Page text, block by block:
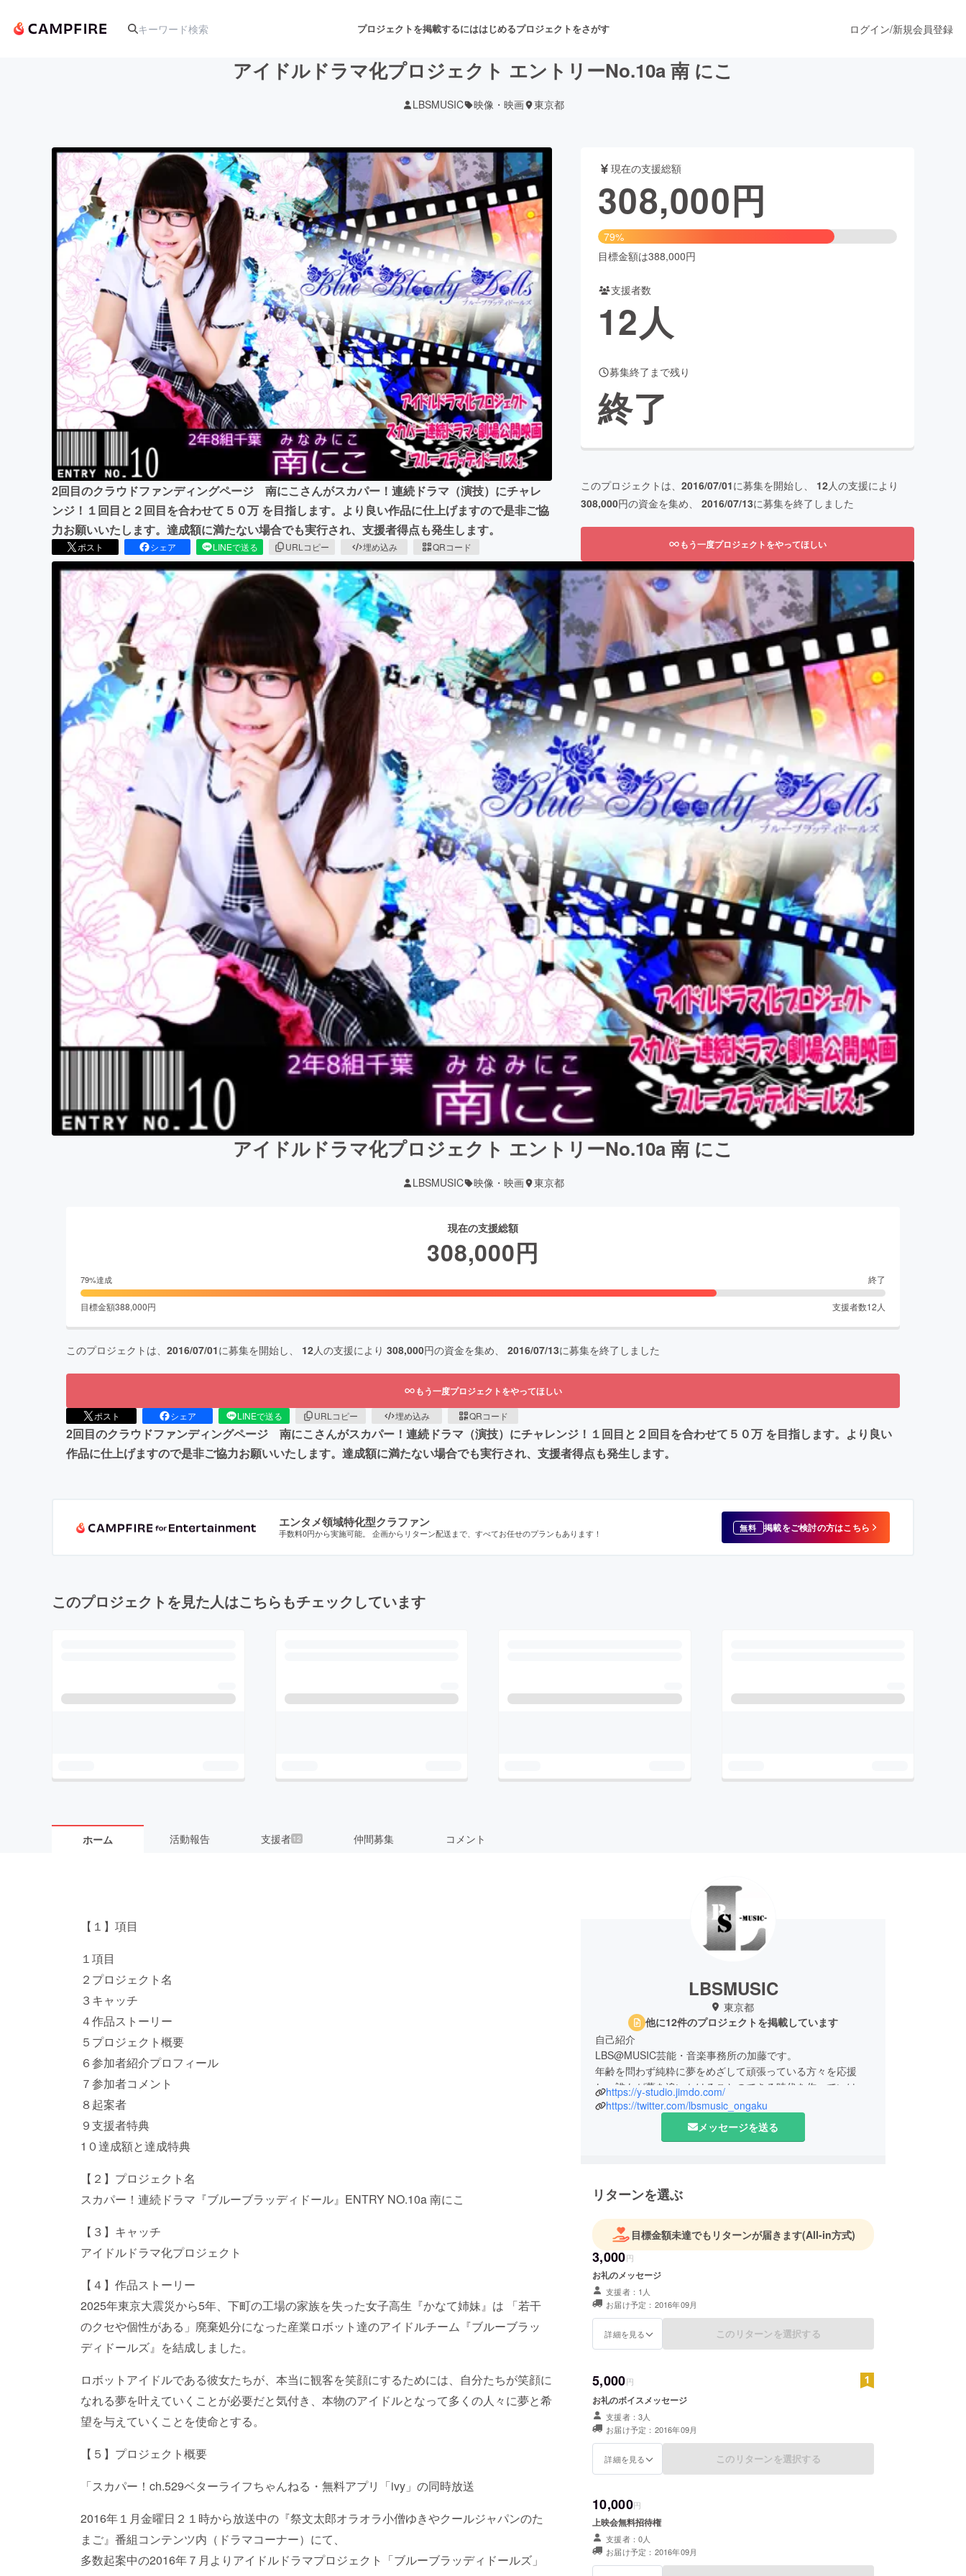
プロジェクトを掲載するにははじめるプロジェクトをさがす
アート・写真 音楽 舞台・パフォーマンス
テクノロジー・ガジェット ゲーム・サービス開発 フード・飲食店 ファッション
映像・映画 書籍・雑誌出版 アニメ・漫画
ビジネス・起業 チャレンジ ビューティー・ヘルスケア
まちづくり・地域活性化
CAMPFIRE for Social GoodCAMPFIRE Creation
CAMPFIREふるさと納税machi-yaコミュニティ
ログイン/新規会員登録
アイドルドラマ化プロジェクト エントリーNo.10a 南 にこ
LBSMUSIC 映像・映画 東京都
2回目のクラウドファンディングページ 南にこさんがスカパー！連続ドラマ（演技）にチャレ
ンジ！１回目と２回目を合わせて５０万 を目指します。より良い作品に仕上げますので是非ご協
力お願いいたします。達成額に満たない場合でも実行され、支援者得点も発生します。
ポスト シェア LINEで送る URLコピー 埋め込み QRコード
現在の支援総額
308,000円
79%
目標金額は388,000円
支援者数
12人
募集終了まで残り
終了
このプロジェクトは、 2016/07/01に募集を開始し、 12人の支援により
308,000円の資金を集め、 2016/07/13に募集を終了しました
もう一度プロジェクトをやってほしい
アイドルドラマ化プロジェクト エントリーNo.10a 南 にこ
LBSMUSIC 映像・映画 東京都
現在の支援総額
308,000円
79%達成 終了
目標金額388,000円 支援者数12 人
このプロジェクトは、 2016/07/01に募集を開始し、 12人の支援により 308,000円の資金を集め、 2016/07/13に募集を終了しました
もう一度プロジェクトをやってほしい
ポスト シェア LINEで送る URLコピー 埋め込み QRコード
2回目のクラウドファンディングページ 南にこさんがスカパー！連続ドラマ（演技）にチャレンジ！１回目と２回目を合わせて５０万 を目指します。より良い
作品に仕上げますので是非ご協力お願いいたします。達成額に満たない場合でも実行され、支援者得点も発生します。
エンタメ領域特化型クラファン
手数料0円から実施可能。 企画からリターン配送まで、すべてお任せのプランもあります！ 無料 掲載をご検討の方はこちら
このプロジェクトを見た人はこちらもチェックしています
ホーム 活動報告 支援者 12 仲間募集 コメント
【１】項目
１項目
２プロジェクト名
３キャッチ
４作品ストーリー
５プロジェクト概要
６参加者紹介プロフィール
７参加者コメント
８起案者
９支援者特典
1０達成額と達成特典
【２】プロジェクト名
スカパー！連続ドラマ『ブルーブラッディドール』ENTRY NO.10a 南にこ
【３】キャッチ
アイドルドラマ化プロジェクト
【４】作品ストーリー
2025年東京大震災から5年、下町の工場の家族を失った女子高生『かなて姉妹』は 「若干
のクセや個性がある」廃棄処分になった産業ロボット達のアイドルチーム『ブルーブラッ
ディドールズ』を結成しました。
ロボットアイドルである彼女たちが、本当に観客を笑顔にするためには、自分たちが笑顔に
なれる夢を叶えていくことが必要だと気付き、本物のアイドルとなって多くの人々に夢と希
望を与えていくことを使命とする。
【５】プロジェクト概要
「スカパー！ch.529ベターライフちゃんねる・無料アプリ「ivy」の同時放送
2016年１月金曜日２１時から放送中の『祭文太郎オラオラ小僧ゆきやクールジャパンのた
まご』番組コンテンツ内（ドラマコーナー）にて、
多数起案中の2016年７月よりアイドルドラマプロジェクト「ブルーブラッディドールズ」
LBSMUSIC
東京都
他に12件のプロジェクトを掲載しています
自己紹介
LBS@MUSIC芸能・音楽事務所の加藤です。
年齢を問わず純粋に夢をめざして頑張っている方々を応援
し、誰もが夢を追いかけることのできる時代を作っていける
ように心がけています。
一緒に楽しい作品を作り上げて行きましょう。
https://y-studio.jimdo.com/
https://twitter.com/lbsmusic_ongaku
メッセージを送る
リターンを選ぶ
目標金額未達でもリターンが届きます(All-in方式)
3,000円
お礼のメッセージ
支援者：1人
お届け予定：2016年09月
詳細を見る このリターンを選択する
5,000円
お礼のボイスメッセージ
支援者：3人
お届け予定：2016年09月
詳細を見る このリターンを選択する
10,000円
上映会無料招待権
支援者：0人
お届け予定：2016年09月